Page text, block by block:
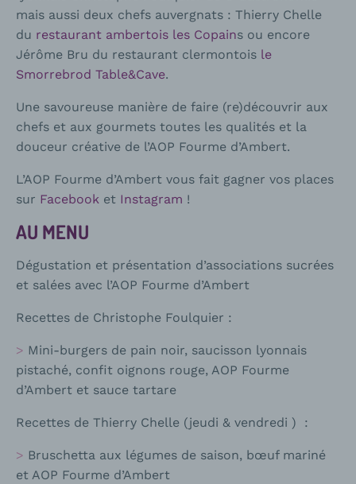
mais aussi deux chefs auvergnats : Thierry Chelle
du restaurant ambertois les Copains ou encore
Jérôme Bru du restaurant clermontois le
Smorrebrod Table&Cave.
Une savoureuse manière de faire (re)découvrir aux
chefs et aux gourmets toutes les qualités et la
douceur créative de l’AOP Fourme d’Ambert.
L’AOP Fourme d’Ambert vous fait gagner vos places
sur Facebook et Instagram !
AU MENU
Dégustation et présentation d’associations sucrées
et salées avec l’AOP Fourme d’Ambert
Recettes de Christophe Foulquier :
Mini-burgers de pain noir, saucisson lyonnais
pistaché, confit oignons rouge, AOP Fourme
d’Ambert et sauce tartare
Recettes de Thierry Chelle (jeudi & vendredi ) :
Bruschetta aux légumes de saison, bœuf mariné
et AOP Fourme d’Ambert